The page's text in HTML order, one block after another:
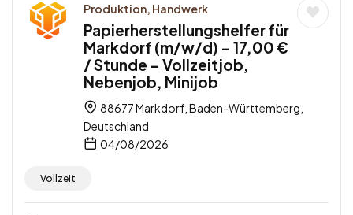
Produktion, Handwerk
Papierherstellungshelfer für
Markdorf (m/w/d) – 17,00 €
/ Stunde – Vollzeitjob,
Nebenjob, Minijob
88677 Markdorf, Baden-Württemberg,
Deutschland
04/08/2026
Vollzeit